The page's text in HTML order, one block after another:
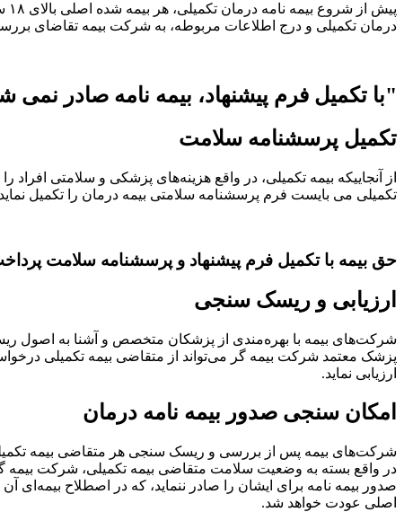
درمان تکمیلی و درج اطلاعات مربوطه، به شرکت بیمه تقاضای
"با تکمیل فرم پیشنهاد، بیمه نامه صادر نمی
تکمیل پرسشنامه سلامت
از آنجاییکه بیمه تکمیلی، در واقع هزینه‌های پزشکی و سلامتی
تکمیلی می بایست فرم پرسشنامه سلامتی بیمه درمان را تکمیل
حق بیمه با تکمیل فرم پیشنهاد و پرسشنامه سلامت
ارزیابی و ریسک سنجی
شرکت‌های بیمه با بهره‌مندی از پزشکان متخصص و آشنا به اصول
پزشک معتمد شرکت بیمه گر می‌تواند از متقاضی بیمه تکمیلی
ارزیابی نماید.
امکان سنجی صدور بیمه نامه درمان
شرکت‌های بیمه پس از بررسی و ریسک سنجی هر متقاضی بیمه
در واقع بسته به وضعیت سلامت متقاضی بیمه تکمیلی، شرکت بیمه
صدور بیمه نامه برای ایشان را صادر ننماید، که در اصطلاح
اصلی عودت خواهد شد.